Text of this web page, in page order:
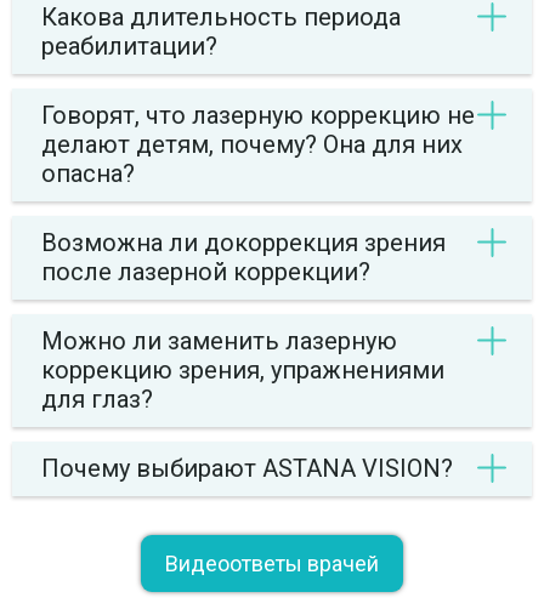
Какова длительность периода
реабилитации?
Говорят, что лазерную коррекцию не
делают детям, почему? Она для них
опасна?
Возможна ли докоррекция зрения
после лазерной коррекции?
Можно ли заменить лазерную
коррекцию зрения, упражнениями
для глаз?
Почему выбирают ASTANA VISION?
Видеоответы врачей